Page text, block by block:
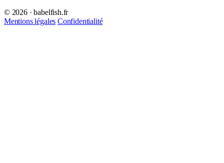
© 2026 · babelfish.fr
Mentions légales Confidentialité